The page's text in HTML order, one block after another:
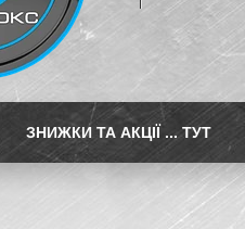
ЗНИЖКИ ТА АКЦІЇ ... ТУТ